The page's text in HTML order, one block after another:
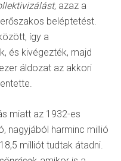
, azaz a
beléptetést.
így a
és kivégezték, majd
áldozat az akkori
miatt az 1932-es
nagyjából harminc millió
milliót tudtak átadni.